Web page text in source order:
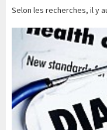
Selon les recherches, il y